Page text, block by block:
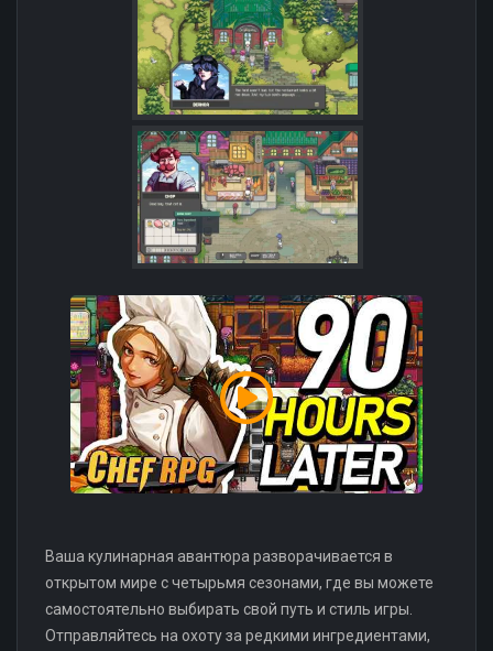
Ваша кулинарная авантюра разворачивается в
открытом мире с четырьмя сезонами, где вы можете
самостоятельно выбирать свой путь и стиль игры.
Отправляйтесь на охоту за редкими ингредиентами,